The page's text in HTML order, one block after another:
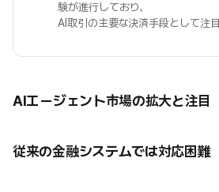
験が進行しており、
AI取引の主要な決済手段として注
AIエージェント市場の拡大と注目
従来の金融システムでは対応困難